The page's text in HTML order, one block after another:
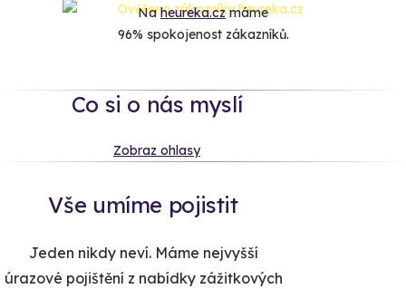
Naheureka.czmáme
96% spokojenost zákazníků.
Co si o nás myslí
Zobraz ohlasy
Vše umíme pojistit
Jeden nikdy neví. Máme nejvyšší
úrazové pojištění z nabídky zážitkových